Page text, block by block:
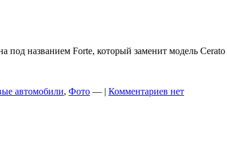
названием Forte, который заменит модель Cerato
автомобили, Фото — | Комментариев нет